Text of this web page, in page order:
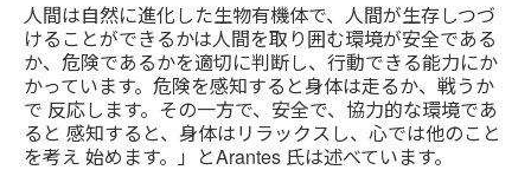
人間は自然に進化した生物有機体で、人間が生存しつづ
けることができるかは人間を取り囲む環境が安全である
か、危険であるかを適切に判断し、行動できる能力にか
かっています。危険を感知すると身体は走るか、戦うか
で 反応します。その一方で、安全で、協力的な環境であ
ると 感知すると、身体はリラックスし、心では他のこと
を考え 始めます。」とArantes 氏は述べています。